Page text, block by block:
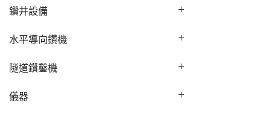
鑽井設備
水平導向鑽機
隧道鑽鑿機
儀器